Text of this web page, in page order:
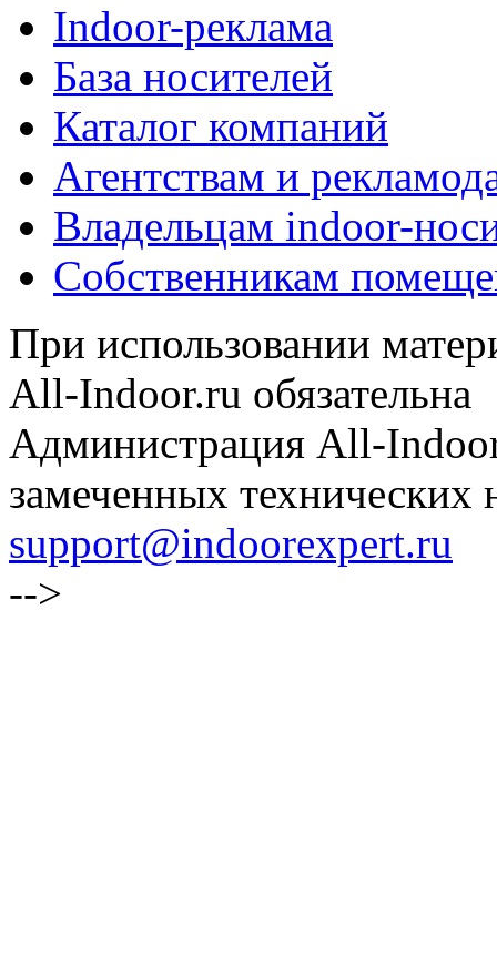
Indoor-реклама
База носителей
Каталог компаний
Агентствам и
Владельцам indoor-
Собственникам
При использовании
All-Indoor.ru обязательна
Администрация All-
замеченных технических
support@indoorexpert.ru
-->